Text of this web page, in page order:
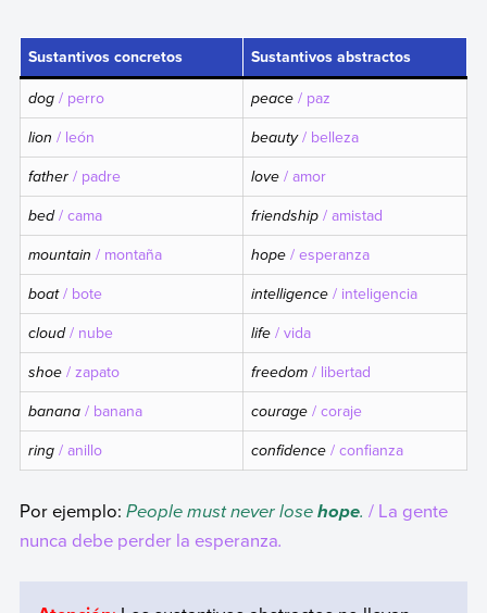
Sustantivos concretos Sustantivos abstractos
dog / perro peace / paz
lion / león beauty / belleza
father / padre love / amor
bed/ cama friendship / amistad
mountain / montaña hope / esperanza
boat / bote intelligence / inteligencia
cloud / nube life / vida
shoe / zapato freedom / libertad
banana / banana courage / coraje
ring / anillo confidence / confianza
Por ejemplo: People must never lose hope. / La gente
nunca debe perder la esperanza.